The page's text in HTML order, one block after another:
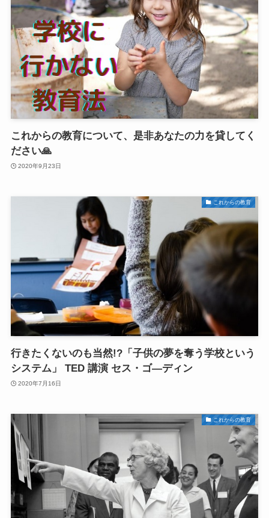
これからの教育について、是非あなたの力を貸してく
ださい🙏
2020年9月23日
これからの教育
行きたくないのも当然!?「子供の夢を奪う学校という
システム」 TED 講演 セス・ゴ―ディン
2020年7月16日
これからの教育